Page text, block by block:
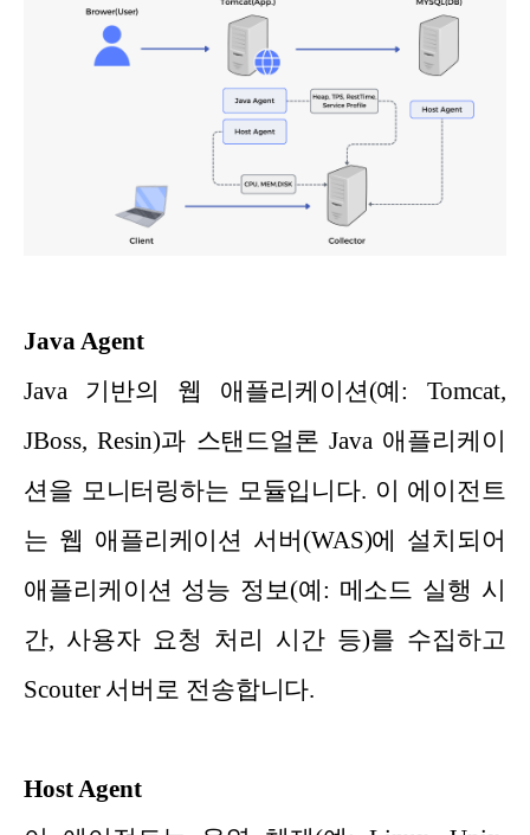
Java Agent
Java 기반의 웹 애플리케이션(예: Tomcat,
JBoss, Resin)과 스탠드얼론 Java 애플리케이
션을 모니터링하는 모듈입니다. 이 에이전트
는 웹 애플리케이션 서버(WAS)에 설치되어
애플리케이션 성능 정보(예: 메소드 실행 시
간, 사용자 요청 처리 시간 등)를 수집하고
Scouter 서버로 전송합니다.
Host Agent